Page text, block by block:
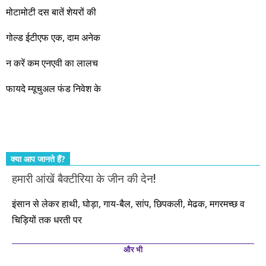
जबरदस्त प्रगति के साल होने जा रहे हैं। इस दौरान एक साल में दोगुना ही
आएंगे। दूसरे आपको बस उल्लू बनाएंगे। केवल हम ही हैं जो पूरी ईमानदारी
और सत्यनिष्ठा से आपके लिए निवेश के हर रविवार को शानदार मौके लेकर
कर्महीन नर पावत नाहीं। आपके हिस्से का कुछ कर्म हम कर दे रहे हैं। बाकी
मोटामोटी दस बातें शेयरों की
गोल्ड ईटीएफ एक, दाम अनेक
न करें कम एनएवी का लालच
फायदे म्यूचुअल फंड निवेश के
क्या आप जानते हैं?
हमारी आंखें बैक्टीरिया के जीन की देन!
इंसान से लेकर हाथी, घोड़ा, गाय-बैल, सांप, छिपकली, मेढक, मगरमच्छ व
चिड़ियों तक धरती पर
और भी